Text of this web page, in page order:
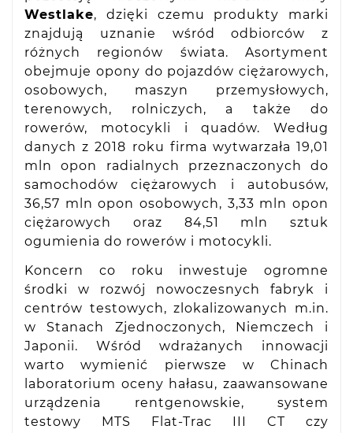
Westlake, dzięki czemu produkty marki
znajdują uznanie wśród odbiorców z
różnych regionów świata. Asortyment
obejmuje opony do pojazdów ciężarowych,
osobowych, maszyn przemysłowych,
terenowych, rolniczych, a także do
rowerów, motocykli i quadów. Według
danych z 2018 roku firma wytwarzała 19,01
mln opon radialnych przeznaczonych do
samochodów ciężarowych i autobusów,
36,57 mln opon osobowych, 3,33 mln opon
ciężarowych oraz 84,51 mln sztuk
ogumienia do rowerów i motocykli.
Koncern co roku inwestuje ogromne
środki w rozwój nowoczesnych fabryk i
centrów testowych, zlokalizowanych m.in.
w Stanach Zjednoczonych, Niemczech i
Japonii. Wśród wdrażanych innowacji
warto wymienić pierwsze w Chinach
laboratorium oceny hałasu, zaawansowane
urządzenia rentgenowskie, system
testowy MTS Flat-Trac III CT czy